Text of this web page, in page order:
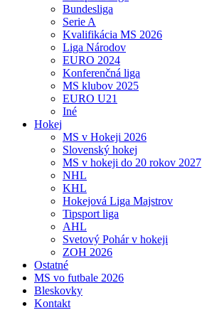
Bundesliga
Serie A
Kvalifikácia MS 2026
Liga Národov
EURO 2024
Konferenčná liga
MS klubov 2025
EURO U21
Iné
Hokej
MS v Hokeji 2026
Slovenský hokej
MS v hokeji do 20 rokov 2027
NHL
KHL
Hokejová Liga Majstrov
Tipsport liga
AHL
Svetový Pohár v hokeji
ZOH 2026
Ostatné
MS vo futbale 2026
Bleskovky
Kontakt